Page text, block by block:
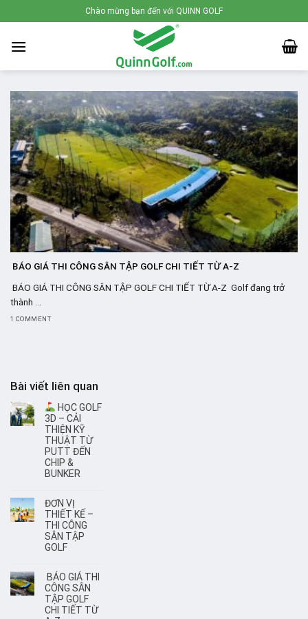
to
content
Chào mừng bạn đến với QUINN GOLF
BÁO GIÁ THI CÔNG SÂN TẬP GOLF CHI TIẾT TỪ A-Z
BÁO GIÁ THI CÔNG SÂN TẬP GOLF CHI TIẾT TỪ A-Z Golf đang trở
thành ...
1 COMMENT
Bài viết liên quan
HỌC GOLF
3D – CẢI
THIỆN KỸ
THUẬT TỪ
PUTT ĐẾN
CHIP &
BUNKER
ĐƠN VỊ
THIẾT KẾ –
THI CÔNG
SÂN TẬP
GOLF
BÁO GIÁ THI
CÔNG SÂN
TẬP GOLF
CHI TIẾT TỪ